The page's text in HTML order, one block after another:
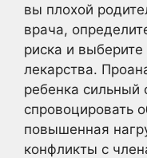
вы плохой
врача,
риска и выберите
лекарства.
ребенка сильный
спровоцировать
повышенная
конфликты с